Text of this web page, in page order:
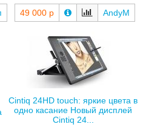
49 000 р AndyM
Cintiq 24HD touch: яркие цвета в
одно касание Новый дисплей
Cintiq 24...